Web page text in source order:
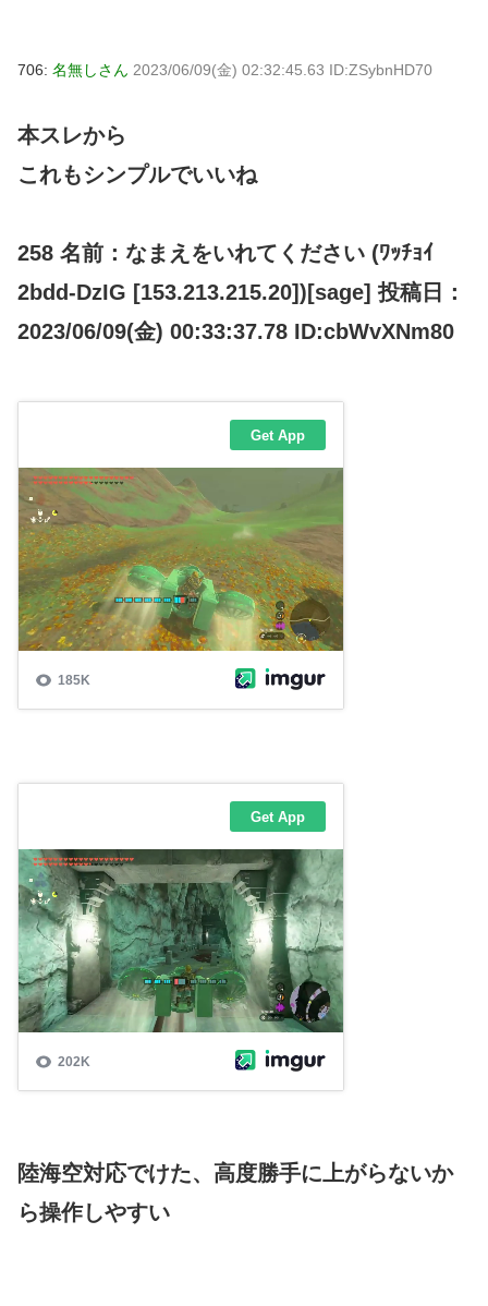
706: 名無しさん 2023/06/09(金) 02:32:45.63 ID:ZSybnHD70
本スレから
これもシンプルでいいね
258 名前：なまえをいれてください (ﾜｯﾁｮｲ
2bdd-DzIG [153.213.215.20])[sage] 投稿日：
2023/06/09(金) 00:33:37.78 ID:cbWvXNm80
陸海空対応でけた、高度勝手に上がらないか
ら操作しやすい